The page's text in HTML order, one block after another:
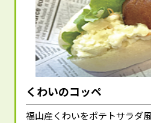
くわいのコッペ
福山産くわいをポテトサラダ